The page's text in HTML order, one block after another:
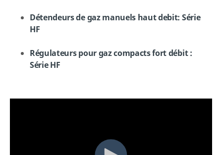
Détendeurs de gaz manuels haut debit: Série
HF
Régulateurs pour gaz compacts fort débit :
Série HF